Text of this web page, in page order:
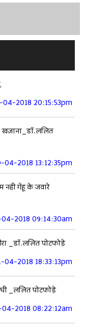
04-2018 20:15:53pm
04-2018 13:12:35pm
नही गेंहू के जवारे
2018 09:14:30am
_डॉ.ललित पोटफोड़े
04-2018 18:33:13pm
_ललित पोटफोड़े
2018 08:22:12am